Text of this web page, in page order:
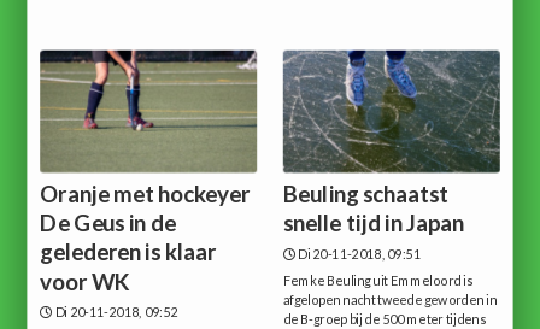
Oranje met hockeyer
De Geus in de
gelederen is klaar
voor WK
Di 20-11-2018, 09:52
Beuling schaatst
snelle tijd in Japan
Di 20-11-2018, 09:51
Femke Beuling uit Emmeloord is
afgelopen nacht tweede geworden in
de B-groep bij de 500 meter tijdens